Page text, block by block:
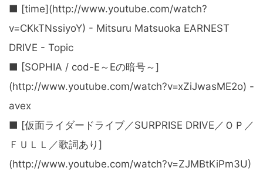
■ [time](http://www.youtube.com/watch?
v=CKkTNssiyoY) - Mitsuru Matsuoka EARNEST
DRIVE - Topic
■ [SOPHIA / cod-E～Eの暗号～]
(http://www.youtube.com/watch?v=xZiJwasME2o) -
avex
■ [仮面ライダードライブ／SURPRISE DRIVE／ＯＰ／
ＦＵＬＬ／歌詞あり]
(http://www.youtube.com/watch?v=ZJMBtKiPm3U)